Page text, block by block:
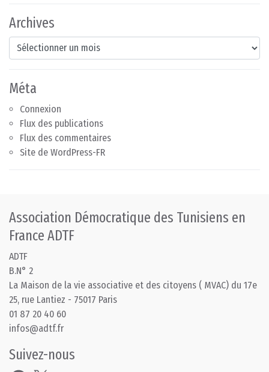
Archives
Archives
Méta
Connexion
Flux des publications
Flux des commentaires
Site de WordPress-FR
Association Démocratique des Tunisiens en
France ADTF
ADTF
B.N° 2
La Maison de la vie associative et des citoyens ( MVAC) du 17e
25, rue Lantiez - 75017 Paris
01 87 20 40 60
infos@adtf.fr
Suivez-nous